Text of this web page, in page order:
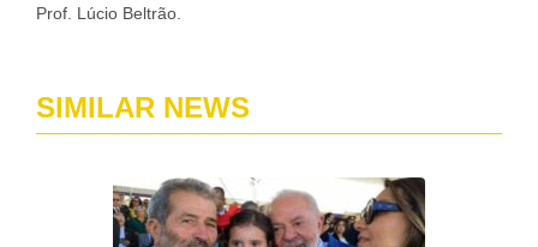
Prof. Lúcio Beltrão.
SIMILAR NEWS